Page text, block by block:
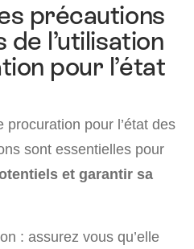
précautions
l’utilisation
pour l’état
procuration pour l’état des
sont essentielles pour
et garantir sa
: assurez vous qu’elle